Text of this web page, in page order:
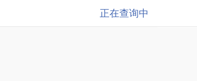
正在查询中